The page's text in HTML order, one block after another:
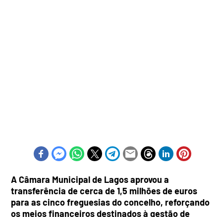
A Câmara Municipal de Lagos aprovou a
transferência de cerca de 1,5 milhões de euros
para as cinco freguesias do concelho, reforçando
os meios financeiros destinados à gestão de